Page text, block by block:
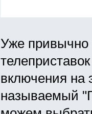
Уже привычно
включения на
называемый